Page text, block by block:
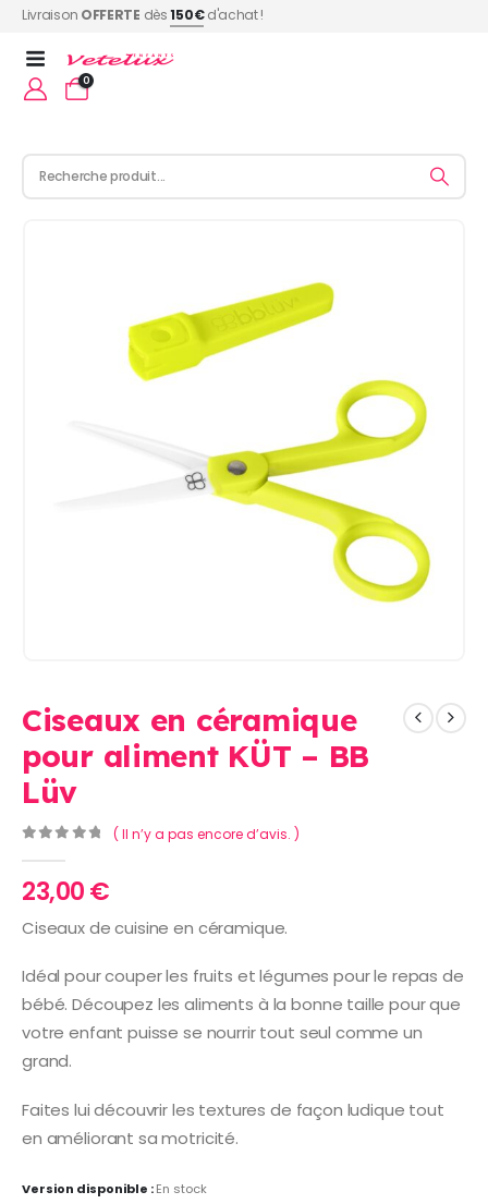
Livraison OFFERTE dès150€d'achat !
0
Ciseaux en céramique
pour aliment KÜT – BB
Lüv
( Il n’y a pas encore d’avis. )
23,00€
Ciseaux de cuisine en céramique.
Idéal pour couper les fruits et légumes pour le repas de
bébé. Découpez les aliments à la bonne taille pour que
votre enfant puisse se nourrir tout seul comme un
grand.
Faites lui découvrir les textures de façon ludique tout
en améliorant sa motricité.
Version disponible :En stock